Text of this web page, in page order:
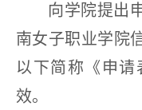
向学院提出
南女子职业学院
以下简称《申
效。